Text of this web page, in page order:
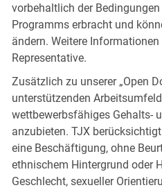
vorbehaltlich der
Programms erbracht und
ändern. Weitere
Representative.
Zusätzlich zu unserer „Open
unterstützenden
wettbewerbsfähiges Gehalts-
anzubieten. TJX
eine Beschäftigung, ohne
ethnischem Hintergrund oder
Geschlecht, sexueller